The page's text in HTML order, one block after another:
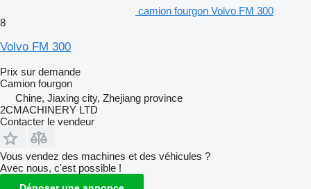
camion fourgon Volvo FM 300
8
Volvo FM 300
Prix sur demande
Camion fourgon
Chine, Jiaxing city, Zhejiang province
2CMACHINERY LTD
Contacter le vendeur
Vous vendez des machines et des véhicules ?
Avec nous, c'est possible !